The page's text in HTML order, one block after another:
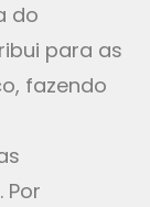
do
para as
fazendo